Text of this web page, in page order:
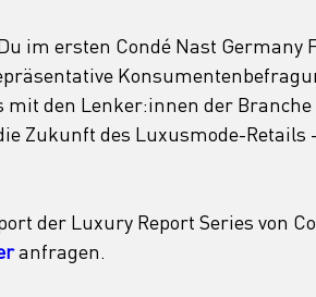
im ersten Condé Nast Germany
den Lenker:innen der
Zukunft des Luxusmode-Retails
der Luxury Report Series von
anfragen.